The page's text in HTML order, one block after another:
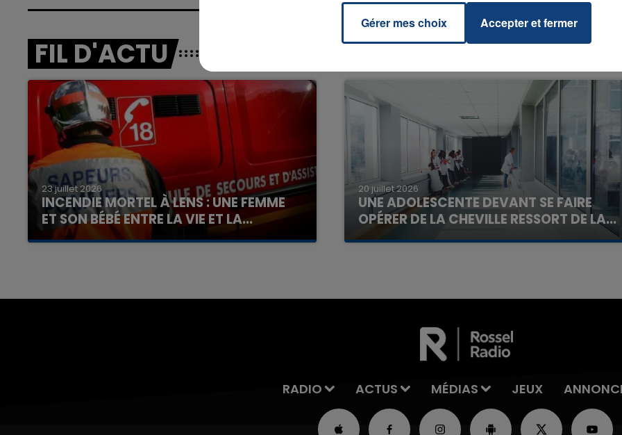
FIL D'ACTU
23 juillet 2026
INCENDIE MORTEL À LENS : UNE FEMME
ET SON BÉBÉ ENTRE LA VIE ET LA...
Un homme s'est immolé par le feu après avoir
20 juillet 2026
UNE ADOLESCENTE DEVANT SE FAIRE
OPÉRER DE LA CHEVILLE RESSORT DE LA...
La famille a porté plainte contre la clinique qui a
RADIO ACTUS MÉDIAS JEUX
Gérer mes choix Accepter et fermer